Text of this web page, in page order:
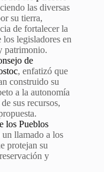
las diversas
su tierra,
de fortalecer la
legisladores en
patrimonio.
de
, enfatizó que
construido su
a la autonomía
sus recursos,
los Pueblos
un llamado a los
protejan su
y